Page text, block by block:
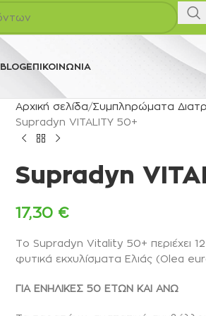
BLOGΕΠΙΚΟΙΝΩΝΊΑ
Αρχική σελίδα Συμπληρώματα
Supradyn VITALITY 50+
Supradyn
17,30 €
Το Supradyn Vitality 50+ περιέχει 12
φυτικά εκχυλίσματα Ελιάς (Olea
ΓΙΑ ΕΝΗΛΙΚΕΣ 50 ΕΤΩΝ ΚΑΙ ΑΝΩ